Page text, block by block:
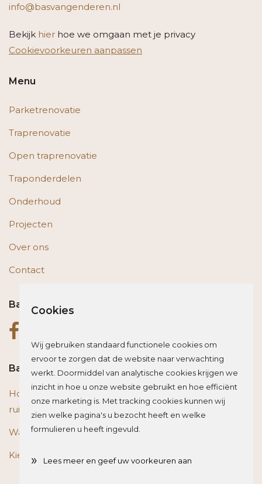
info@basvangenderen.nl
Bekijk hier hoe we omgaan met je privacy
Cookievoorkeuren aanpassen
Menu
Parketrenovatie
Traprenovatie
Open traprenovatie
Traponderdelen
Onderhoud
Projecten
Over ons
Contact
Bas op social media
Bas blogt
Houten vloer of trap renoveren? Zo beïnvloed je de
ruimte optisch
Wat is het beste materiaal voor een traprenovatie?
Kies de juiste plint voor je vloer
Cookies
Wij gebruiken standaard functionele cookies om
ervoor te zorgen dat de website naar verwachting
werkt. Doormiddel van analytische cookies krijgen we
inzicht in hoe u onze website gebruikt en hoe efficiënt
onze marketing is. Met tracking cookies kunnen wij
zien welke pagina's u bezocht heeft en welke
formulieren u heeft ingevuld.
» Lees meer en geef uw voorkeuren aan